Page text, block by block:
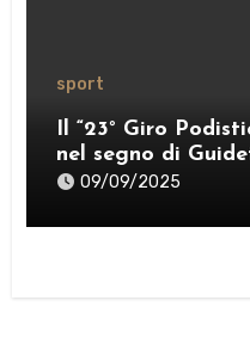
sport
Il “23° Giro
nel segno di
09/09/2025